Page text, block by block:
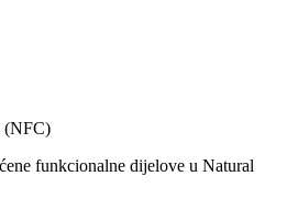
(NFC)
funkcionalne dijelove u Natural